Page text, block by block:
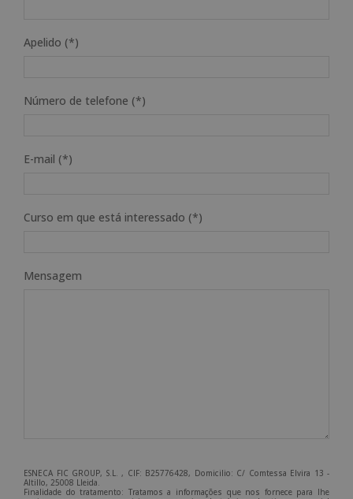
Apelido (*)
Número de telefone (*)
E-mail (*)
Curso em que está interessado (*)
Mensagem
ESNECA FIC GROUP, S.L. , CIF: B25776428, Domicilio: C/ Comtessa Elvira 13 -
Altillo, 25008 Lleida.
Finalidade do tratamento: Tratamos a informações que nos fornece para lhe